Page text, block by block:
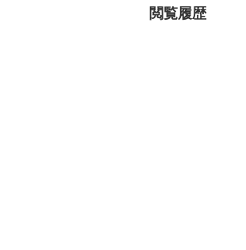
閲覧履歴